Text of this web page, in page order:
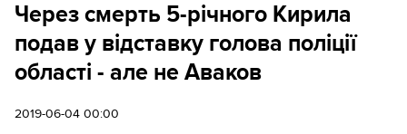
Через смерть 5-річного Кирила
подав у відставку голова поліції
області - але не Аваков
2019-06-04 00:00